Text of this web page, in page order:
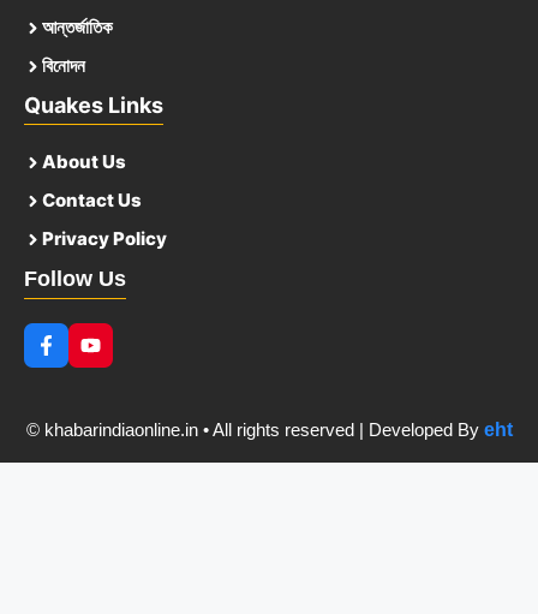
আন্তর্জাতিক
বিনোদন
Quakes Links
About Us
Contact Us
Privacy Policy
Follow Us
© khabarindiaonline.in • All rights reserved | Developed By eht